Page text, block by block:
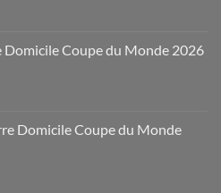
Coupe du Monde 2026
Domicile Coupe du Monde